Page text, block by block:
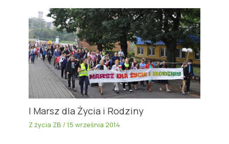
I Marsz dla Życia i Rodziny
Z życia ZB /15 września 2014